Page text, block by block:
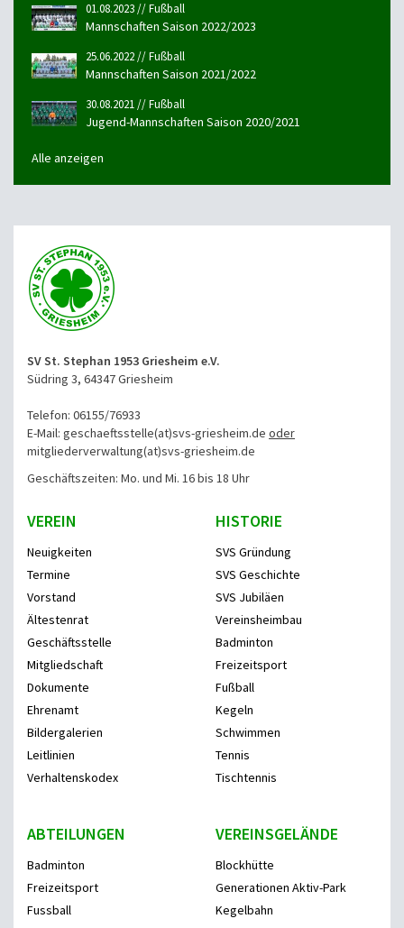
01.08.2023 // Fußball
Mannschaften Saison 2022/2023
25.06.2022 // Fußball
Mannschaften Saison 2021/2022
30.08.2021 // Fußball
Jugend-Mannschaften Saison 2020/2021
Alle anzeigen
SV St. Stephan 1953 Griesheim e.V.
Südring 3, 64347 Griesheim
Telefon: 06155/76933
E-Mail: geschaeftsstelle(at)svs-griesheim.de oder
mitgliederverwaltung(at)svs-griesheim.de
Geschäftszeiten: Mo. und Mi. 16 bis 18 Uhr
VEREIN
Neuigkeiten
Termine
Vorstand
Ältestenrat
Geschäftsstelle
Mitgliedschaft
Dokumente
Ehrenamt
Bildergalerien
Leitlinien
Verhaltenskodex
HISTORIE
SVS Gründung
SVS Geschichte
SVS Jubiläen
Vereinsheimbau
Badminton
Freizeitsport
Fußball
Kegeln
Schwimmen
Tennis
Tischtennis
ABTEILUNGEN
Badminton
Freizeitsport
Fussball
VEREINSGELÄNDE
Blockhütte
Generationen Aktiv-Park
Kegelbahn